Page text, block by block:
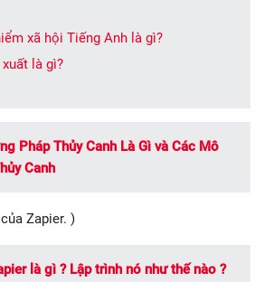
xã hội Tiếng Anh là gì?
là gì?
Pháp Thủy Canh Là Gì và Các Mô
Canh
Zapier. )
là gì ? Lập trình nó như thế nào ?